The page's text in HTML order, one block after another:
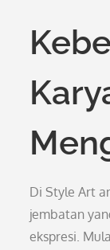
Di Style Art
jembatan
ekspresi.